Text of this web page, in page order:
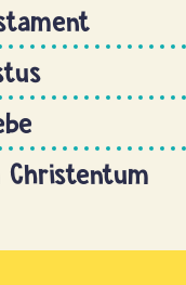
Christentum